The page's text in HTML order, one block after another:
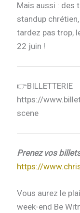
Mais aussi : des
standup
tardez pas trop,
22 juin !
👉BILLETTERIE
https://
scene
Prenez vos
https://
Vous aurez le
week-end Be